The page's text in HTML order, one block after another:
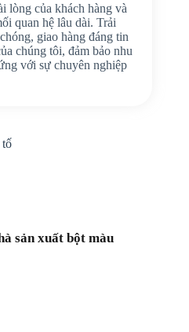
lòng của khách hàng và
quan hệ lâu dài. Trải
giao hàng đáng tin
chúng tôi, đảm bảo nhu
với sự chuyên nghiệp
tố
sản xuất bột màu